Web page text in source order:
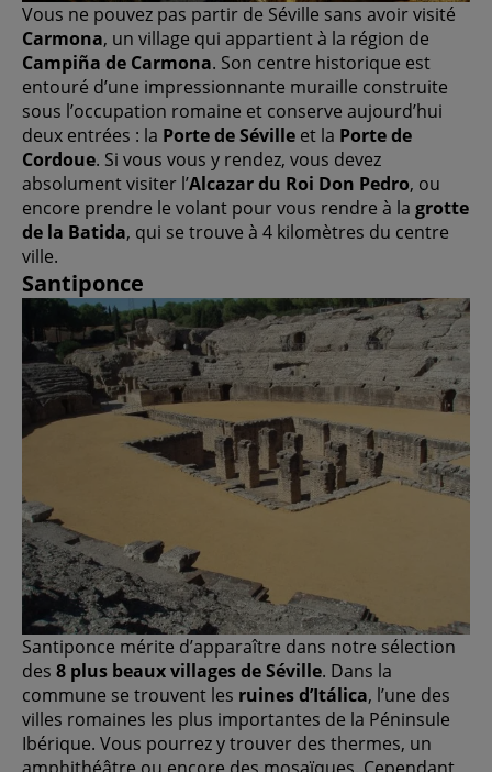
Vous ne pouvez pas partir de Séville sans avoir visité
Carmona, un village qui appartient à la région de
Campiña de Carmona. Son centre historique est
entouré d’une impressionnante muraille construite
sous l’occupation romaine et conserve aujourd’hui
deux entrées : la Porte de Séville et la Porte de
Cordoue. Si vous vous y rendez, vous devez
absolument visiter l’Alcazar du Roi Don Pedro, ou
encore prendre le volant pour vous rendre à la grotte
de la Batida, qui se trouve à 4 kilomètres du centre
ville.
Santiponce
Santiponce mérite d’apparaître dans notre sélection
des 8 plus beaux villages de Séville. Dans la
commune se trouvent les ruines d’Itálica, l’une des
villes romaines les plus importantes de la Péninsule
Ibérique. Vous pourrez y trouver des thermes, un
amphithéâtre ou encore des mosaïques. Cependant,